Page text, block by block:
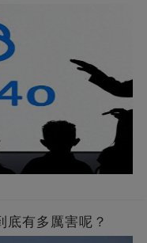
底有多厲害呢？